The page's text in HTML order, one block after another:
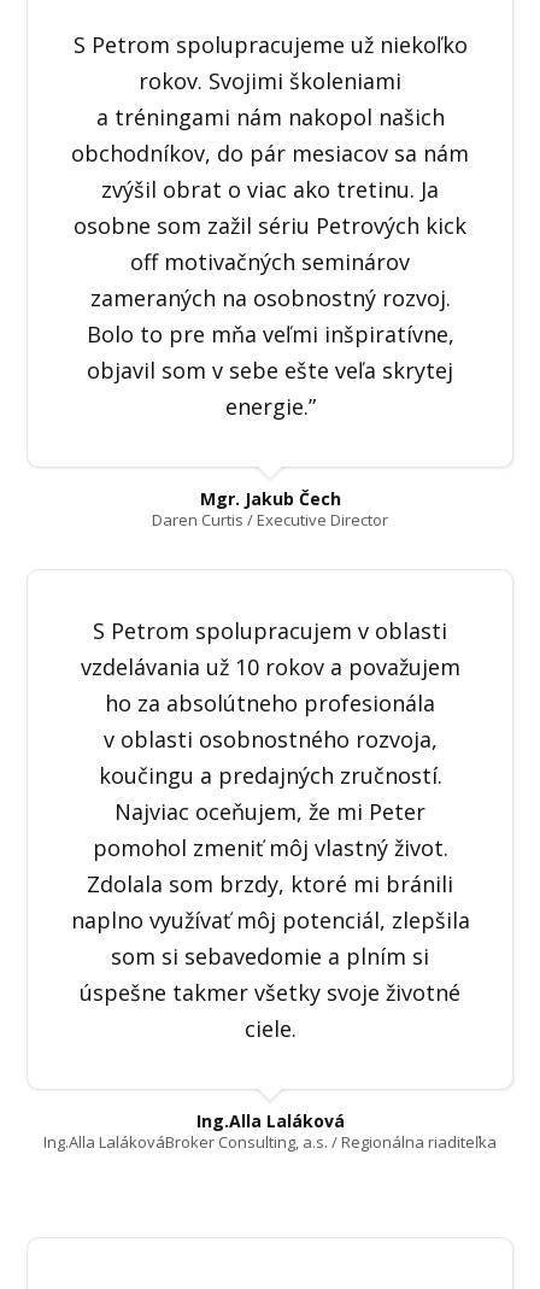
S Petrom spolupracujeme už niekoľko
rokov. Svojimi školeniami
a tréningami nám nakopol našich
obchodníkov, do pár mesiacov sa nám
zvýšil obrat o viac ako tretinu. Ja
osobne som zažil sériu Petrových kick
off motivačných seminárov
zameraných na osobnostný rozvoj.
Bolo to pre mňa veľmi inšpiratívne,
objavil som v sebe ešte veľa skrytej
energie.”
Mgr. Jakub Čech
Daren Curtis / Executive Director
S Petrom spolupracujem v oblasti
vzdelávania už 10 rokov a považujem
ho za absolútneho profesionála
v oblasti osobnostného rozvoja,
koučingu a predajných zručností.
Najviac oceňujem, že mi Peter
pomohol zmeniť môj vlastný život.
Zdolala som brzdy, ktoré mi bránili
naplno využívať môj potenciál, zlepšila
som si sebavedomie a plním si
úspešne takmer všetky svoje životné
ciele.
Ing.Alla Laláková
Ing.Alla LalákováBroker Consulting, a.s. / Regionálna riaditeľka